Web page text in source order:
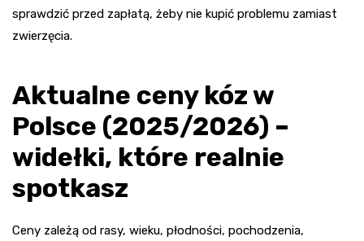
sprawdzić przed zapłatą, żeby nie kupić problemu zamiast
zwierzęcia.
Aktualne ceny kóz w
Polsce (2025/2026) –
widełki, które realnie
spotkasz
Ceny zależą od rasy, wieku, płodności, pochodzenia,